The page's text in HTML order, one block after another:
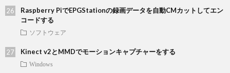
Raspberry PiでEPGStationの録画データを自動CMカットしてエン
コードする
ソフトウェア
Kinect v2とMMDでモーションキャプチャーをする
Windows